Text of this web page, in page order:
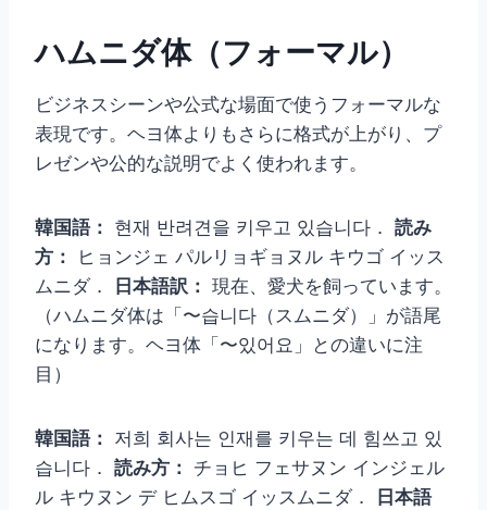
ハムニダ体（フォーマル）
ビジネスシーンや公式な場面で使うフォーマルな
表現です。ヘヨ体よりもさらに格式が上がり、プ
レゼンや公的な説明でよく使われます。
韓国語： 현재 반려견을 키우고 있습니다． 読み
方：
ヒョンジェ パルリョギョヌル キウゴ イッス
ムニダ． 日本語訳： 現在、愛犬を飼っています。
（ハムニダ体は「〜습니다（スムニダ）」が語尾
になります。ヘヨ体「〜있어요」との違いに注
目）
韓国語： 저희 회사는 인재를 키우는 데 힘쓰고 있
습니다． 読み方： チョヒ フェサヌン インジェル
ル キウヌン デ ヒムスゴ イッスムニダ． 日本語